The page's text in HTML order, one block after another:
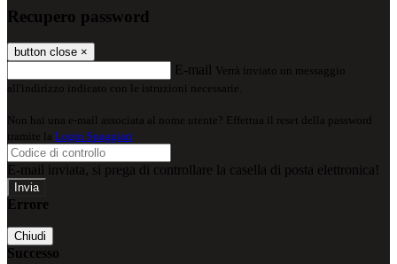
Recupero password
button close ×
E-mail Verrà inviato un messaggio
all'indirizzo indicato con le istruzioni necessarie.
Non hai una e-mail associata al nome utente? Effettua il reset della password
tramite la Login Spaggiari
E-mail inviata, si prega di controllare la casella di posta elettronica!
Errore
Chiudi
Successo